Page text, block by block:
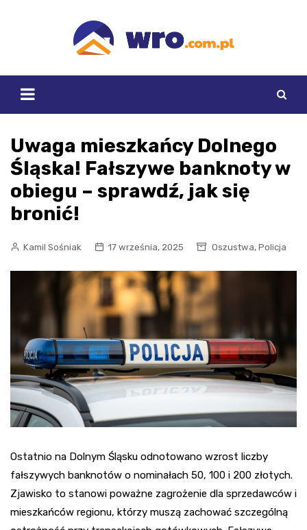
Uwaga mieszkańcy Dolnego
Śląska! Fałszywe banknoty w
obiegu – sprawdź, jak się
bronić!
Kamil Sośniak 17 września, 2025 Oszustwa, Policja
Ostatnio na Dolnym Śląsku odnotowano wzrost liczby
fałszywych banknotów o nominałach 50, 100 i 200 złotych.
Zjawisko to stanowi poważne zagrożenie dla sprzedawców i
mieszkańców regionu, którzy muszą zachować szczególną